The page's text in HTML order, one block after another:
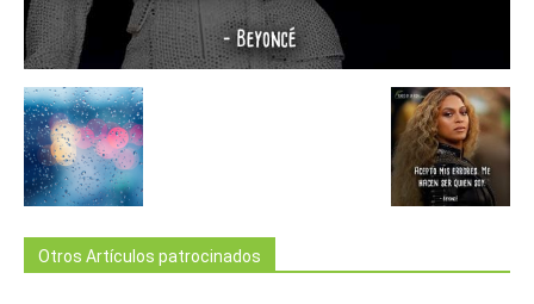
Otros Artículos patrocinados